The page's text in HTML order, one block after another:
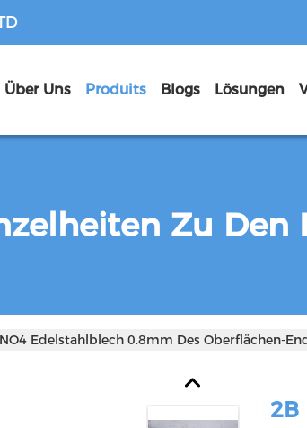
Über Uns Produits Blogs Lösungen
Zu Den
Edelstahlblech 0.8mm Des Oberflächen-
2B